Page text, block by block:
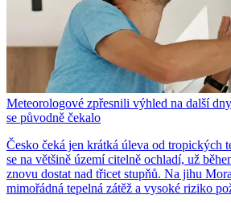
Meteorologové zpřesnili výhled na další
se původně čekalo
Česko čeká jen krátká úleva od tropických
se na většině území citelně ochladí, už
znovu dostat nad třicet stupňů. Na jihu
mimořádná tepelná zátěž a vysoké riziko